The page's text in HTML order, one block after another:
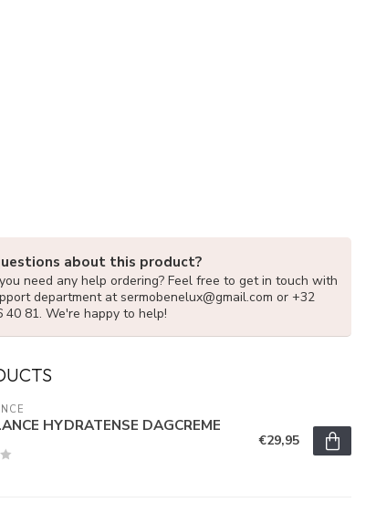
about this product?
need any help ordering? Feel free to get in touch with
department at sermobenelux@gmail.com or +32
40 81. We're happy to help!
HYDRATENSE DAGCREME
€29,95